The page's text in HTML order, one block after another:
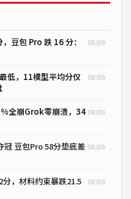
豆包 Pro 跌 16 分：
08/09
低，11模型平均分仅
08/09
全崩Grok零崩溃，34 08/09
冠 豆包Pro 58分垫底差 08/09
，材料约束暴跌21.5
08/09